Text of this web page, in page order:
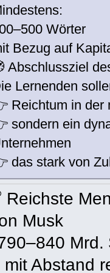
Wörter
Bezug auf
Abschlussziel
Lernenden
Reichtum in der
sondern ein
das stark von
Reichste
Musk
Mrd.
Abstand